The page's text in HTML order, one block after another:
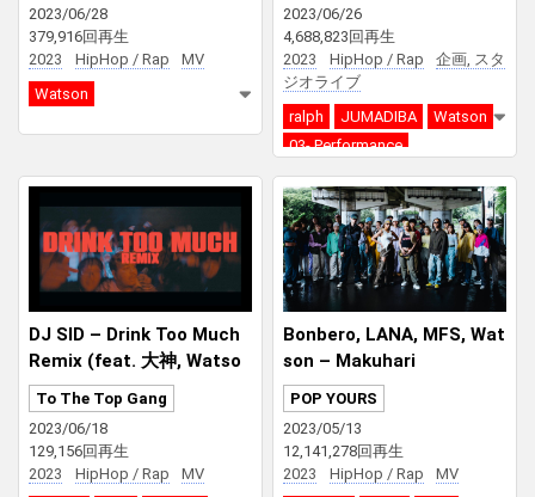
2023/06/28
379,916回再生
2023
HipHop / Rap
MV
Watson
2023/06/26
4,688,823回再生
2023
HipHop / Rap
企画, スタ
ジオライブ
ralph
JUMADIBA
Watson
03- Performance
DJ SID – Drink Too Much
Remix (feat. 大神, Watso
n & Playsson)
To The Top Gang
2023/06/18
129,156回再生
2023
HipHop / Rap
MV
Bonbero, LANA, MFS, Wat
son – Makuhari
POP YOURS
2023/05/13
12,141,278回再生
2023
HipHop / Rap
MV